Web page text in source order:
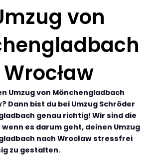
von
Umzug von Mönchengladbach
Dann bist du bei Umzug Schröder
genau richtig! Wir sind die
es darum geht, deinen Umzug
nach Wrocław stressfrei
zu gestalten.